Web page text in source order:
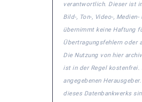
verantwortlich. Dieser ist
Bild-, Ton-, Video-,
übernimmt keine Haftung
Übertragungsfehlern oder
Die Nutzung von hier
ist in der Regel kostenfrei.
angegebenen
dieses Datenbankwerks